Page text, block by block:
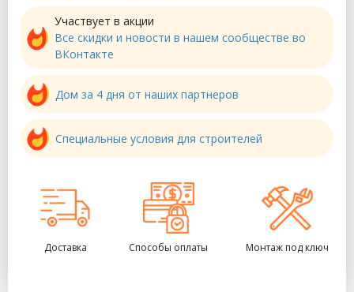
Участвует в акции
Все скидки и новости в нашем сообществе во
ВКонтакте
Дом за 4 дня от наших партнеров
Специальные условия для строителей
Доставка Способы оплаты Монтаж под ключ